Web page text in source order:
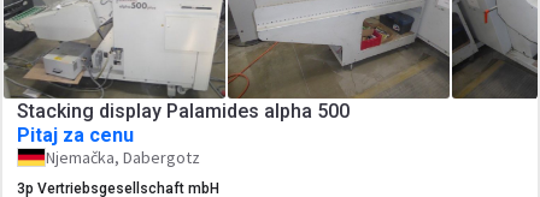
Stacking display Palamides alpha 500
Pitaj za cenu
Njemačka, Dabergotz
3p Vertriebsgesellschaft mbH